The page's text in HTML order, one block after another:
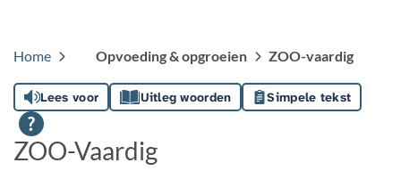
Home Opvoeding & opgroeien ZOO-vaardig
Lees voor Uitleg woorden Simpele tekst
ZOO-Vaardig